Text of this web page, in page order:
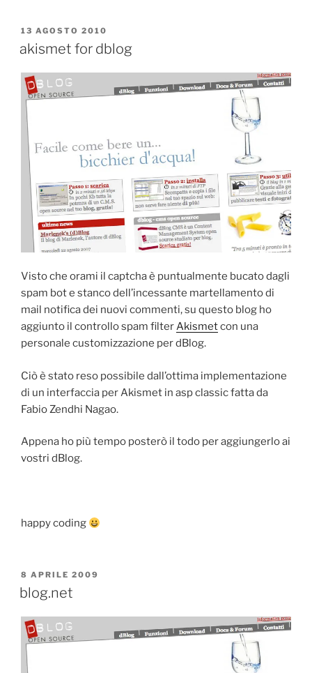
PUBBLICATO
IL
13 AGOSTO 2010
akismet for dblog
Visto che orami il captcha è puntualmente bucato dagli
spam bot e stanco dell’incessante martellamento di
mail notifica dei nuovi commenti, su questo blog ho
aggiunto il controllo spam filterAkismetcon una
personale customizzazione per dBlog.
Ciò è stato reso possibile dall’ottima implementazione
di un interfaccia per Akismet in asp classic fatta da
Fabio Zendhi Nagao.
Appena ho più tempo posterò il todo per aggiungerlo ai
vostri dBlog.
happy coding
PUBBLICATO
IL
8 APRILE 2009
blog.net